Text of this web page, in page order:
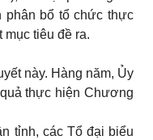
phân bổ tổ chức thực
tiêu đề ra.
này. Hàng năm, Ủy
thực hiện Chương
tỉnh, các Tổ đại biểu